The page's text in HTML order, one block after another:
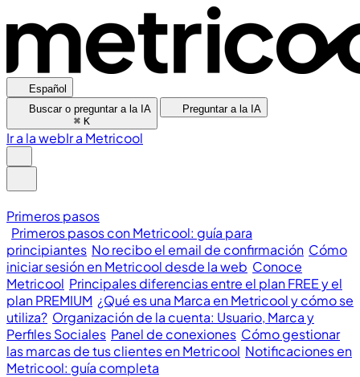
Español
Buscar o preguntar a la IA
⌘ K
Preguntar a la IA
Ir a la webIr a Metricool
Primeros pasos
Primeros pasos con Metricool: guía para
principiantes No recibo el email de confirmación Cómo
iniciar sesión en Metricool desde la web Conoce
Metricool Principales diferencias entre el plan FREE y el
plan PREMIUM ¿Qué es una Marca en Metricool y cómo se
utiliza? Organización de la cuenta: Usuario, Marca y
Perfiles Sociales Panel de conexiones Cómo gestionar
las marcas de tus clientes en Metricool Notificaciones en
Metricool: guía completa